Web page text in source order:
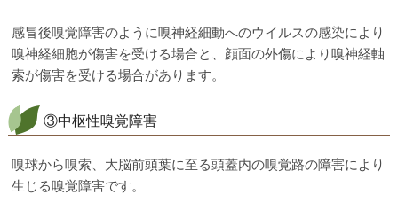
感冒後嗅覚障害のように嗅神経細動へのウイルスの感染により
嗅神経細胞が傷害を受ける場合と、顔面の外傷により嗅神経軸
索が傷害を受ける場合があります。
③中枢性嗅覚障害
嗅球から嗅索、大脳前頭葉に至る頭蓋内の嗅覚路の障害により
生じる嗅覚障害です。